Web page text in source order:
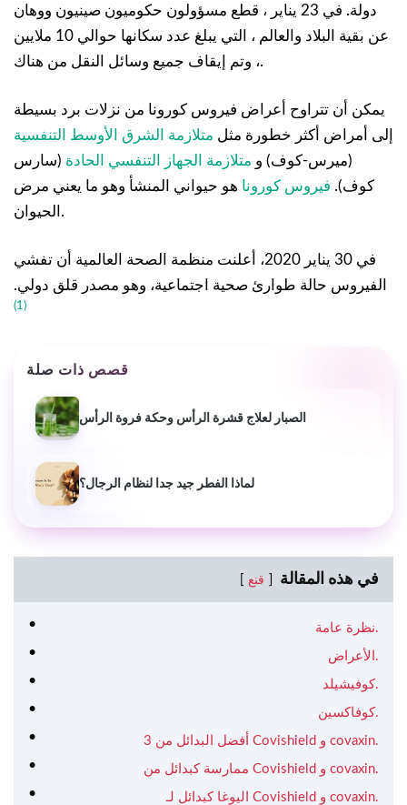
دولة. في 23 يناير ، قطع مسؤولون حكوميون صينيون ووهان
عن بقية البلاد والعالم ، التي يبلغ عدد سكانها حوالي 10 ملايين
، وتم إيقاف جميع وسائل النقل من هناك.
يمكن أن تتراوح أعراض فيروس كورونا من نزلات برد بسيطة
إلى أمراض أكثر خطورة مثل متلازمة الشرق الأوسط التنفسية
(ميرس-كوف) و متلازمة الجهاز التنفسي الحادة (سارس
كوف). فيروس كورونا هو حيواني المنشأ وهو ما يعني مرض
الحيوان.
في 30 يناير 2020، أعلنت منظمة الصحة العالمية أن تفشي
الفيروس حالة طوارئ صحية اجتماعية، وهو مصدر قلق دولي.
(1)
قصص ذات صلة
الصبار لعلاج قشرة الرأس وحكة فروة الرأس
لماذا الفطر جيد جدا لنظام الرجال؟
في هذه المقالة قنع
نظرة عامة.
الأعراض.
كوفيشيلد.
كوفاكسين.
3 أفضل البدائل من Covishield و covaxin.
ممارسة كبدائل من Covishield و covaxin.
اليوغا كبدائل لـ Covishield و covaxin.